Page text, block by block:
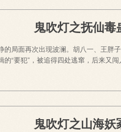
鬼吹灯之抚仙毒
局面再次出现波澜。胡八一、王胖
“要犯”，被追得四处逃窜，后来又
鬼吹灯之山海妖